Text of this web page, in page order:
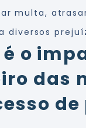
multa,
diversos
o
das
de